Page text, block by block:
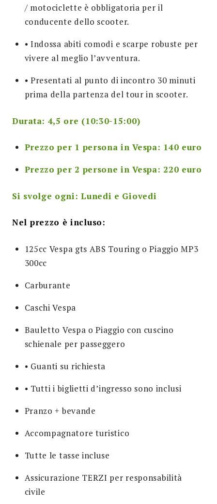
/ motociclette è obbligatoria per il
conducente dello scooter.
• Indossa abiti comodi e scarpe robuste per
vivere al meglio l’avventura.
• Presentati al punto di incontro 30 minuti
prima della partenza del tour in scooter.
Durata: 4,5 ore (10:30-15:00)
Prezzo per 1 persona in Vespa: 140 euro
Prezzo per 2 persone in Vespa: 220 euro
Si svolge ogni: Lunedi e Giovedi
Nel prezzo è incluso:
125cc Vespa gts ABS Touring o Piaggio MP3
300cc
Carburante
Caschi Vespa
Bauletto Vespa o Piaggio con cuscino
schienale per passeggero
• Guanti su richiesta
• Tutti i biglietti d’ingresso sono inclusi
Pranzo + bevande
Accompagnatore turistico
Tutte le tasse incluse
Assicurazione TERZI per responsabilità
civile